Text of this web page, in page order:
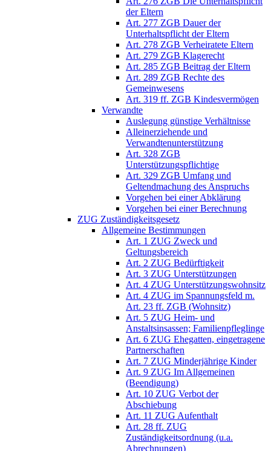
der Eltern
Art. 277 ZGB Dauer der
Unterhaltspflicht der Eltern
Art. 278 ZGB Verheiratete Eltern
Art. 279 ZGB Klagerecht
Art. 285 ZGB Beitrag der Eltern
Art. 289 ZGB Rechte des
Gemeinwesens
Art. 319 ff. ZGB Kindesvermögen
Verwandte
Auslegung günstige Verhältnisse
Alleinerziehende und
Verwandtenunterstützung
Art. 328 ZGB
Unterstützungspflichtige
Art. 329 ZGB Umfang und
Geltendmachung des Anspruchs
Vorgehen bei einer Abklärung
Vorgehen bei einer Berechnung
ZUG Zuständigkeitsgesetz
Allgemeine Bestimmungen
Art. 1 ZUG Zweck und
Geltungsbereich
Art. 2 ZUG Bedürftigkeit
Art. 3 ZUG Unterstützungen
Art. 4 ZUG Unterstützungswohnsitz
Art. 4 ZUG im Spannungsfeld m.
Art. 23 ff. ZGB (Wohnsitz)
Art. 5 ZUG Heim- und
Anstaltsinsassen; Familienpfleglinge
Art. 6 ZUG Ehegatten, eingetragene
Partnerschaften
Art. 7 ZUG Minderjährige Kinder
Art. 9 ZUG Im Allgemeinen
(Beendigung)
Art. 10 ZUG Verbot der
Abschiebung
Art. 11 ZUG Aufenthalt
Art. 28 ff. ZUG
Zuständigkeitsordnung (u.a.
Abrechnungen)